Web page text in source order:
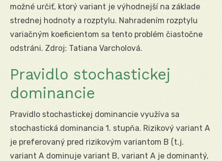
možné určiť, ktorý variant je výhodnejší na základe
strednej hodnoty a rozptylu. Nahradením rozptylu
variačným koeficientom sa tento problém čiastočne
odstráni. Zdroj: Tatiana Varcholová.
Pravidlo stochastickej
dominancie
Pravidlo stochastickej dominancie využíva sa
stochastická dominancia 1. stupňa. Rizikový variant A
je preferovaný pred rizikovým variantom B (t.j.
variant A dominuje variant B, variant A je dominantý,